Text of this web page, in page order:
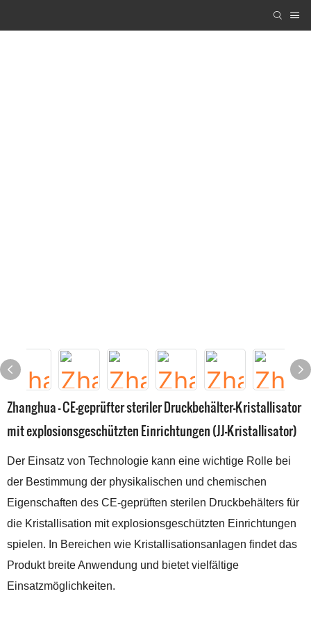
Zhanghua – CE-geprüfter steriler Druckbehälter-Kristallisator
mit explosionsgeschützten Einrichtungen (JJ-Kristallisator)
Der Einsatz von Technologie kann eine wichtige Rolle bei
der Bestimmung der physikalischen und chemischen
Eigenschaften des CE-geprüften sterilen Druckbehälters für
die Kristallisation mit explosionsgeschützten Einrichtungen
spielen. In Bereichen wie Kristallisationsanlagen findet das
Produkt breite Anwendung und bietet vielfältige
Einsatzmöglichkeiten.